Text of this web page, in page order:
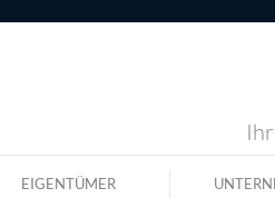
EIGENTÜMER